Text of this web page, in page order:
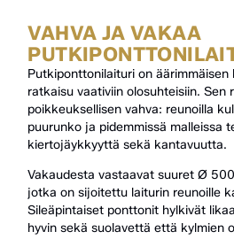
VAHVA JA VAKAA
Putkiponttonilaituri on äärimmäisen
ratkaisu vaativiin olosuhteisiin. Sen
poikkeuksellisen vahva: reunoilla
puurunko ja pidemmissä malleissa
kiertojäykkyyttä sekä kantavuutta.
Vakaudesta vastaavat suuret Ø
jotka on sijoitettu laiturin reunoille
Sileäpintaiset ponttonit hylkivät
hyvin sekä suolavettä että kylmien